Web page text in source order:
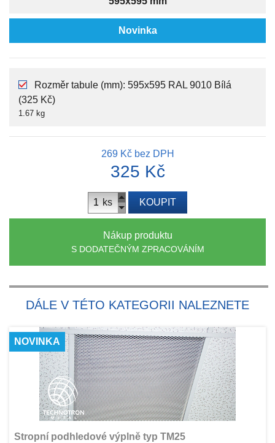
Novinka
Rozměr tabule (mm): 595x595 RAL 9010 Bílá
(325 Kč)
1.67 kg
269 Kčbez DPH
325 Kč
ks KOUPIT
Nákup produktu
S DODATEČNÝM ZPRACOVÁNÍM
DÁLE V TÉTO KATEGORII NALEZNETE
NOVINKA
Stropní podhledové výplně typ TM25